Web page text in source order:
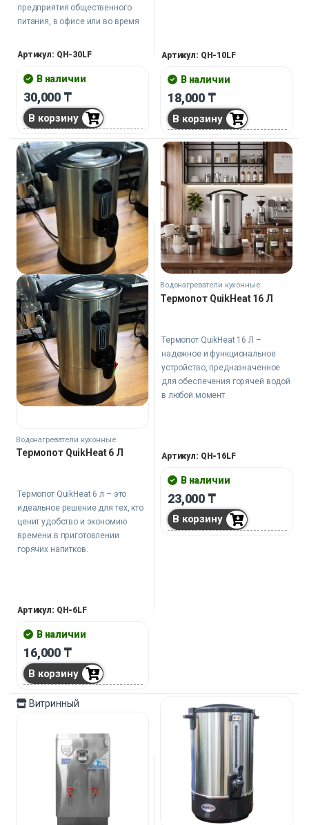
предприятия общественного
питания, в офисе или во время
помощником в вашей кухне.
Артикул: QH-30LF
В наличии
30,000 ₸
В корзину
Артикул: QH-10LF
В наличии
18,000 ₸
В корзину
Водонагреватели кухонные
Термопот QuikHeat 6 Л
Термопот QuikHeat 6 л – это
идеальное решение для тех, кто
ценит удобство и экономию
времени в приготовлении
горячих напитков.
Артикул: QH-6LF
В наличии
16,000 ₸
В корзину
Водонагреватели кухонные
Термопот QuikHeat 16 Л
Термопот QuikHeat 16 Л –
надежное и функциональное
устройство, предназначенное
для обеспечения горячей водой
в любой момент
Артикул: QH-16LF
В наличии
23,000 ₸
В корзину
Витринный